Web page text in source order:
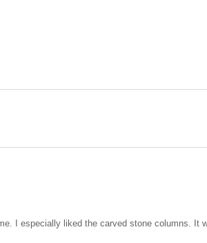
I especially liked the carved stone columns. It